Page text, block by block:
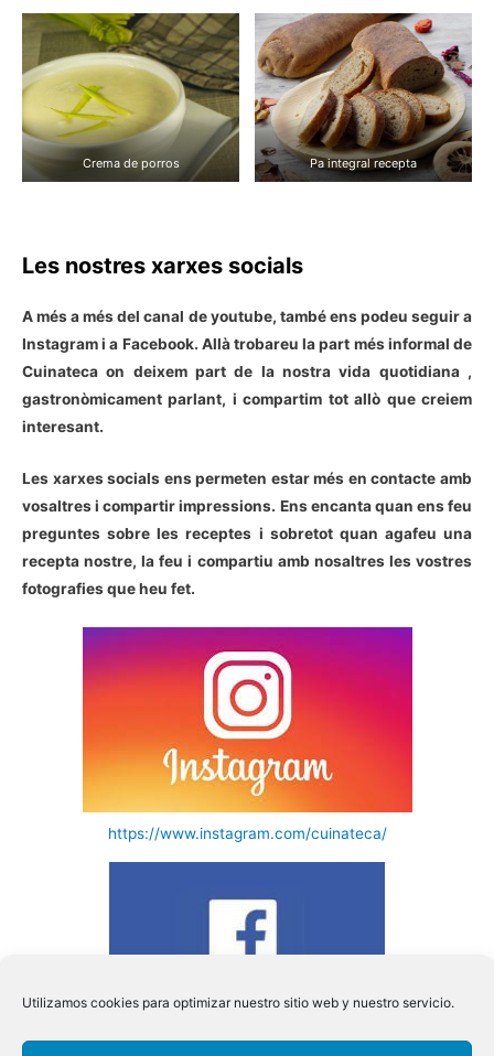
Utilizamos cookies para optimizar nuestro sitio web y nuestro servicio.
Crema de porros Pa integral recepta
Les nostres xarxes socials
A més a més del canal de youtube, també ens podeu seguir a
Instagram i a Facebook. Allà trobareu la part més informal de
Cuinateca on deixem part de la nostra vida quotidiana ,
gastronòmicament parlant, i compartim tot allò que creiem
interesant.
Les xarxes socials ens permeten estar més en contacte amb
vosaltres i compartir impressions. Ens encanta quan ens feu
preguntes sobre les receptes i sobretot quan agafeu una
recepta nostre, la feu i compartiu amb nosaltres les vostres
fotografies que heu fet.
https://www.instagram.com/cuinateca/